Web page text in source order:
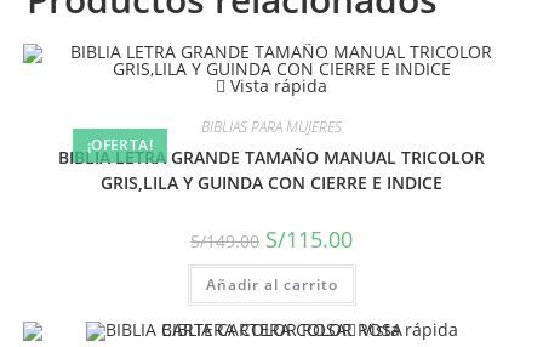
¡OFERTA!
Vista rápida
BIBLIAS PARA MUJERES
BIBLIA LETRA GRANDE TAMAÑO MANUAL TRICOLOR
GRIS,LILA Y GUINDA CON CIERRE E INDICE
S/149.00 S/115.00
Añadir al carrito
Vista rápida